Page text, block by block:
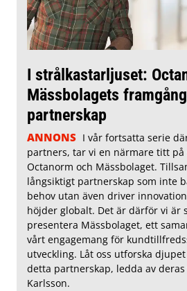
I strålkastarljuset:
Mässbolagets
partnerskap
ANNONS I vår fortsatta serie
partners, tar vi en närmare titt
Octanorm och Mässbolaget.
långsiktigt partnerskap som inte
behov utan även driver
höjder globalt. Det är därför vi är
presentera Mässbolaget, ett
vårt engagemang för
utveckling. Låt oss utforska
detta partnerskap, ledda av deras
Karlsson.